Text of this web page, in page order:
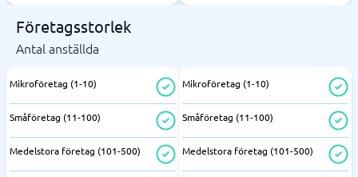
Företagsstorlek
Antal anställda
Mikroföretag (1-10)
Småföretag (11-100)
Medelstora företag (101-500)
Mikroföretag (1-10)
Småföretag (11-100)
Medelstora företag (101-500)